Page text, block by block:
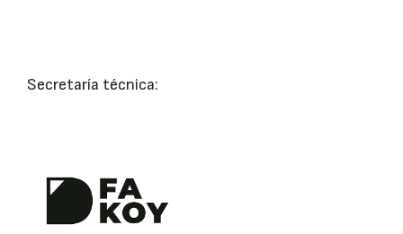
Secretaría técnica: